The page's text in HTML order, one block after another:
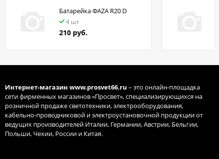
Батарейка ФАZA R20 D
4 шт
210 руб.
Интернет-магазин www.prosvet66.ru – это онлайн-площадка
сети фирменных магазинов «Просвет», специализирующихся на
розничной продаже светотехники, электрооборудования,
кабельно-проводниковой и электроустановочной продукции от
ведущих производителей Италии, Германии, Австрии, Бельгии,
Польши, Чехии, России и Китая.